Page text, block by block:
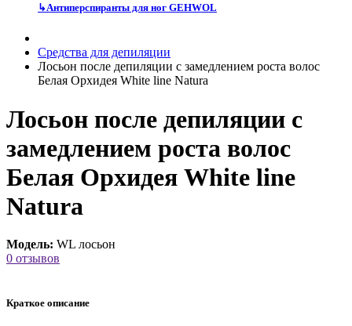
↳Антиперспиранты для ног GEHWOL
Средства для депиляции
Лосьон после депиляции с замедлением роста волос
Белая Орхидея White line Natura
Лосьон после депиляции с
замедлением роста волос
Белая Орхидея White line
Natura
Модель: WL лосьон
0 отзывов
Краткое описание